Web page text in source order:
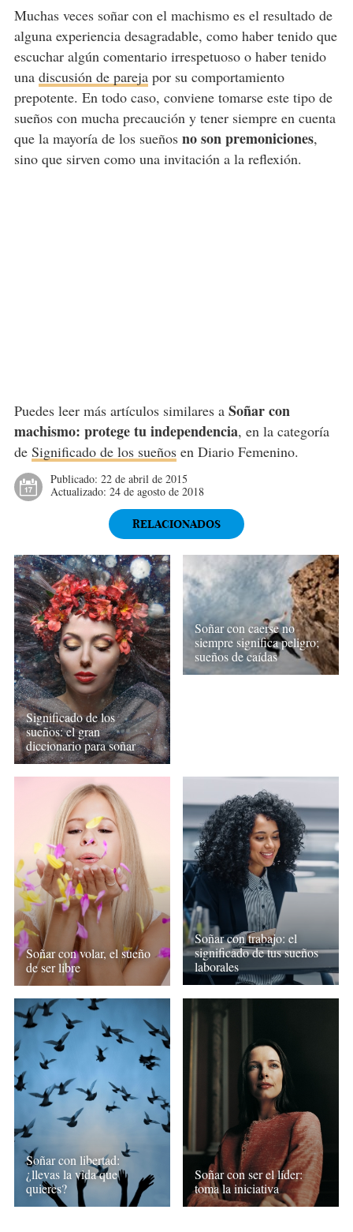
Muchas veces soñar con el machismo es el resultado de
alguna experiencia desagradable, como haber tenido que
escuchar algún comentario irrespetuoso o haber tenido
una discusión de parejapor su comportamiento
prepotente. En todo caso, conviene tomarse este tipo de
sueños con mucha precaución y tener siempre en cuenta
que la mayoría de los sueños no son premoniciones,
sino que sirven como una invitación a la reflexión.
Puedes leer más artículos similares a Soñar con
machismo: protege tu independencia, en la categoría
de Significado de los sueñosen Diario Femenino.
Publicado: 22 de abril de 2015
Actualizado: 24 de agosto de 2018
RELACIONADOS
Significado de los
sueños: el gran
diccionario para soñar
Soñar con caerse no
siempre significa peligro;
sueños de caídas
Soñar con volar, el sueño
de ser libre
Soñar con trabajo: el
significado de tus sueños
laborales
Soñar con libertad:
¿llevas la vida que
quieres?
Soñar con ser el líder:
toma la iniciativa